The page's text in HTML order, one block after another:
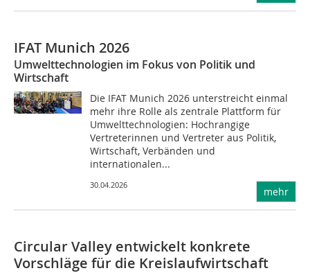
IFAT Munich 2026
Umwelttechnologien im Fokus von Politik und
Wirtschaft
Die IFAT Munich 2026 unterstreicht einmal
mehr ihre Rolle als zentrale Plattform für
Umwelttechnologien: Hochrangige
Vertreterinnen und Vertreter aus Politik,
Wirtschaft, Verbänden und
internationalen...
30.04.2026
mehr
Circular Valley entwickelt konkrete
Vorschläge für die Kreislaufwirtschaft